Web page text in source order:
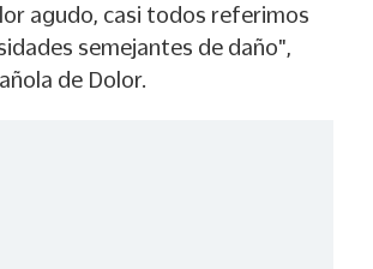
agudo, casi todos referimos
semejantes de daño",
de Dolor.